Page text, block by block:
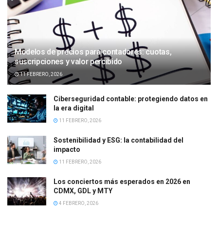
Modelos de precios para contadores: cuotas,
suscripciones y valor percibido
11 FEBRERO, 2026
Ciberseguridad contable: protegiendo datos en
la era digital
11 FEBRERO, 2026
Sostenibilidad y ESG: la contabilidad del
impacto
11 FEBRERO, 2026
Los conciertos más esperados en 2026 en
CDMX, GDL y MTY
4 FEBRERO, 2026